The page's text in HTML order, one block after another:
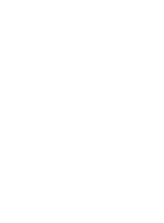
韓国･カー